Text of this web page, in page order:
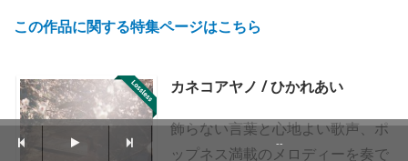
この作品に関する特集ページはこちら
カネコアヤノ / ひかれあい
飾らない言葉と心地よい歌声、ポ
ップネス満載のメロディーを奏で
--